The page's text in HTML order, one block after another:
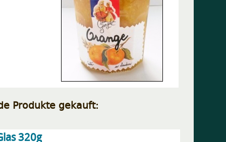
Produkte gekauft:
320g